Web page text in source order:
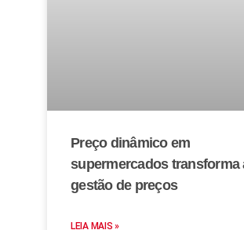
Preço dinâmico em
supermercados transforma
gestão de preços
LEIA MAIS »